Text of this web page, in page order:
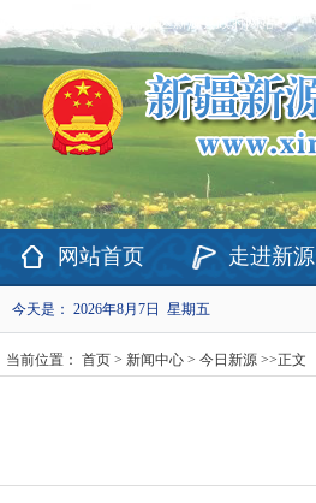
欢迎访问新疆维吾尔自治区新源县政府网站！
网站首页 走进新源
今天是： 2026年8月7日 星期五
当前位置： 首页 > 新闻中心 > 今日新源 >>正文